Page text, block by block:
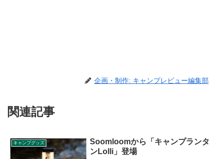
企画・制作: キャンプレビュー編集部
関連記事
キャンプグッズ
Soomloomから「キャンプランタ
ンLolli」登場